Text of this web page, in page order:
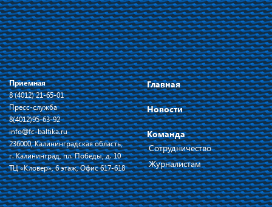
Приемная
8 (4012) 21-65-01
Пресс-служба
8(4012)95-63-92
info@fc-baltika.ru
236000, Калининградская область,
г. Калининград, пл. Победы, д. 10
ТЦ «Кловер», 6 этаж, Офис 617-618
Главная
Новости
Команда
Сотрудничество
Журналистам